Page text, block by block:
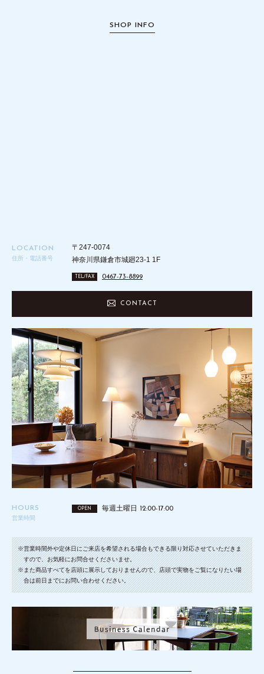
SHOP INFO
LOCATION
住所・電話番号
〒247-0074
神奈川県鎌倉市城廻23-1 1F
TEL/FAX 0467-73-8899
CONTACT
HOURS
営業時間
OPEN 毎週土曜日 12:00-17:00
※営業時間外や定休日にご来店を希望される場合もできる限り対応させていただきま
すので、お気軽にお問合せくださいませ。
※また商品すべてを店頭に展示しておりませんので、店頭で実物をご覧になりたい場
合は前日までにお問い合わせください。